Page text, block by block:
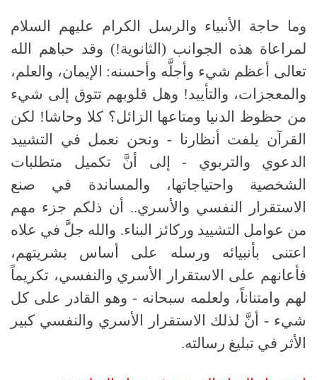
وما حاجة الأنبياء والرسل الكرام عليهم السلام
لمراعاة هذه الجوانب ( الثانوية!) وقد حباهم الله
تعالى أعظم شيء وأجلَّه وأحسنه: الإيمان، والعلم،
والمعجزات، والتأييد! وهل قلوبهم تتوق إلى شيء
من حظوظ الدنيا ومتاعها الزائل؟ كلا وحاشا! لكن
القرآن يلفت أنظارنا - ونحن نعمل في التشييد
الدعوي والتربوي - إلى أنَّ تكميل متطلبات
الشخصية واحتياجاتها، والمساندة في صنع
الاستقرار النفسي والأسري..
أن ذلكم جزء مهم
من عوامل التشييد وركائز البناء. والله جلَّ في علاه
اعتنى بأنبيائه ورسله على أساس بشريتهم،
فأعانهم على الاستقرار الأسري والنفسي، تكريماً
لهم وامتناناً، ولعلمه سبحانه - وهو القادر على كل
شيء - أنَّ لذلك الاستقرار الأسري والنفسي كبير
الأثر في تبليغ رسالته.